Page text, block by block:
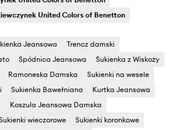
United Colors of Benetton
Jeansowa
Trencz damski
Spódnica Jeansowa
Sukienka z Wiskozy
Ramoneska Damska
Sukienki na wesele
Sukienka Bawełniana
Kurtka Jeansowa
Koszula Jeansowa Damska
wieczorowe
Sukienki koronkowe